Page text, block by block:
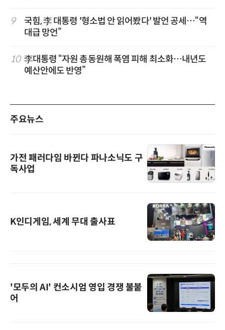
9
국힘, 李 대통령 '형소법 안 읽어봤다' 발언 공세…“역
대급 망언”
10 李대통령 “자원 총동원해 폭염 피해 최소화…내년도
예산안에도 반영”
주요뉴스
가전 패러다임 바뀐다 파나소닉도 구
독사업
K인디게임, 세계 무대 출사표
'모두의 AI' 컨소시엄 영입 경쟁 불붙
어